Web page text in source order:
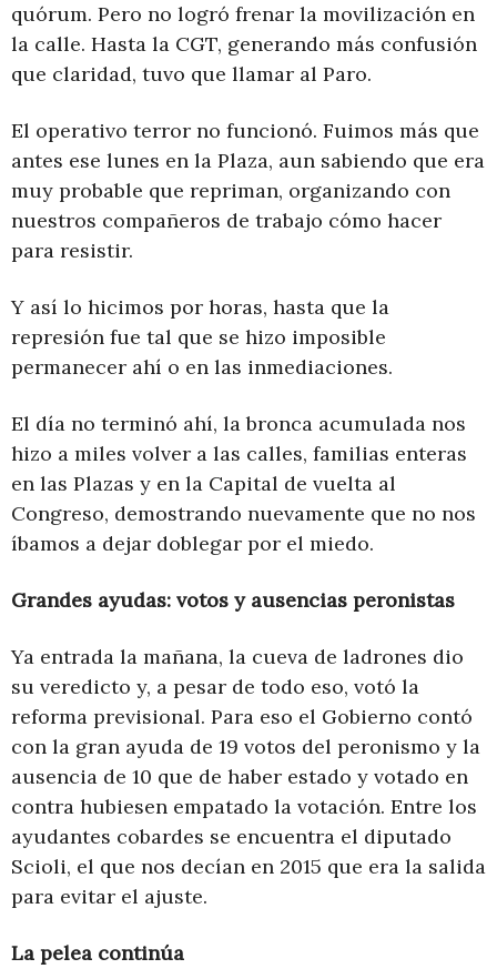
quórum. Pero no logró frenar la movilización en
la calle. Hasta la CGT, generando más confusión
que claridad, tuvo que llamar al Paro.
El operativo terror no funcionó. Fuimos más que
antes ese lunes en la Plaza, aun sabiendo que era
muy probable que repriman, organizando con
nuestros compañeros de trabajo cómo hacer
para resistir.
Y así lo hicimos por horas, hasta que la
represión fue tal que se hizo imposible
permanecer ahí o en las inmediaciones.
El día no terminó ahí, la bronca acumulada nos
hizo a miles volver a las calles, familias enteras
en las Plazas y en la Capital de vuelta al
Congreso, demostrando nuevamente que no nos
íbamos a dejar doblegar por el miedo.
Grandes ayudas: votos y ausencias peronistas
Ya entrada la mañana, la cueva de ladrones dio
su veredicto y, a pesar de todo eso, votó la
reforma previsional. Para eso el Gobierno contó
con la gran ayuda de 19 votos del peronismo y la
ausencia de 10 que de haber estado y votado en
contra hubiesen empatado la votación. Entre los
ayudantes cobardes se encuentra el diputado
Scioli, el que nos decían en 2015 que era la salida
para evitar el ajuste.
La pelea continúa